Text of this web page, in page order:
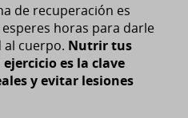
de recuperación es
horas para darle
al cuerpo. Nutrir tus
es la clave
y evitar lesiones